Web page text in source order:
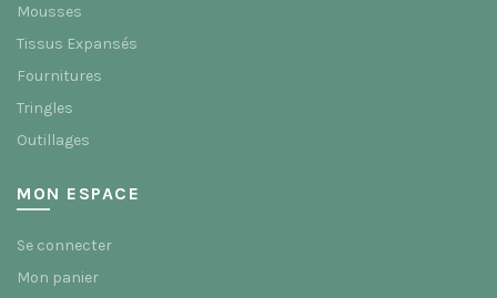
Mousses
Tissus Expansés
Fournitures
Tringles
Outillages
MON ESPACE
Se connecter
Mon panier